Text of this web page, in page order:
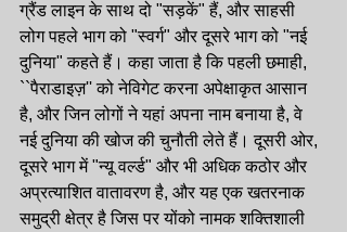
ग्रैंड लाइन के साथ दो "सड़कें" हैं, और साहसी
लोग पहले भाग को "स्वर्ग" और दूसरे भाग को "नई
दुनिया" कहते हैं। कहा जाता है कि पहली छमाही,
``पैराडाइज़'' को नेविगेट करना अपेक्षाकृत आसान
है, और जिन लोगों ने यहां अपना नाम बनाया है, वे
नई दुनिया की खोज की चुनौती लेते हैं। दूसरी ओर,
दूसरे भाग में "न्यू वर्ल्ड" और भी अधिक कठोर और
अप्रत्याशित वातावरण है, और यह एक खतरनाक
समुद्री क्षेत्र है जिस पर योंको नामक शक्तिशाली